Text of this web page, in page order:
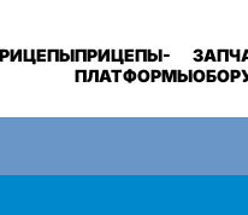
ПРИЦЕПЫ-
ПЛАТФОРМЫ